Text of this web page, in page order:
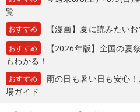
覧
おすすめ 【漫画】夏に読みたい
おすすめ
【2026年版】全国の夏
もわかる！
おすすめ
雨の日も暑い日も安心
場ガイド